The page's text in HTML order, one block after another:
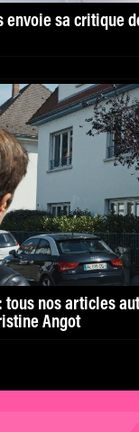
envoie sa critique
tous nos articles
Angot